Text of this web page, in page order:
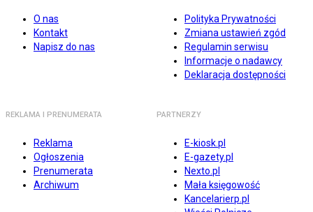
O nas
Kontakt
Napisz do nas
Polityka Prywatności
Zmiana ustawień zgód
Regulamin serwisu
Informacje o nadawcy
Deklaracja dostępności
REKLAMA I PRENUMERATA
Reklama
Ogłoszenia
Prenumerata
Archiwum
PARTNERZY
E-kiosk.pl
E-gazety.pl
Nexto.pl
Mała księgowość
Kancelarierp.pl